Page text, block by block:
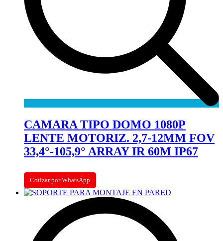
CAMARA TIPO DOMO 1080P
LENTE MOTORIZ. 2,7-12MM FOV
33,4°-105,9° ARRAY IR 60M IP67
Cotizar por WhatsApp